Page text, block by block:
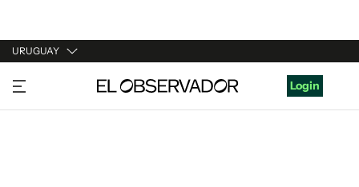
URUGUAY
URUGUAY
ARGENTINA
Login